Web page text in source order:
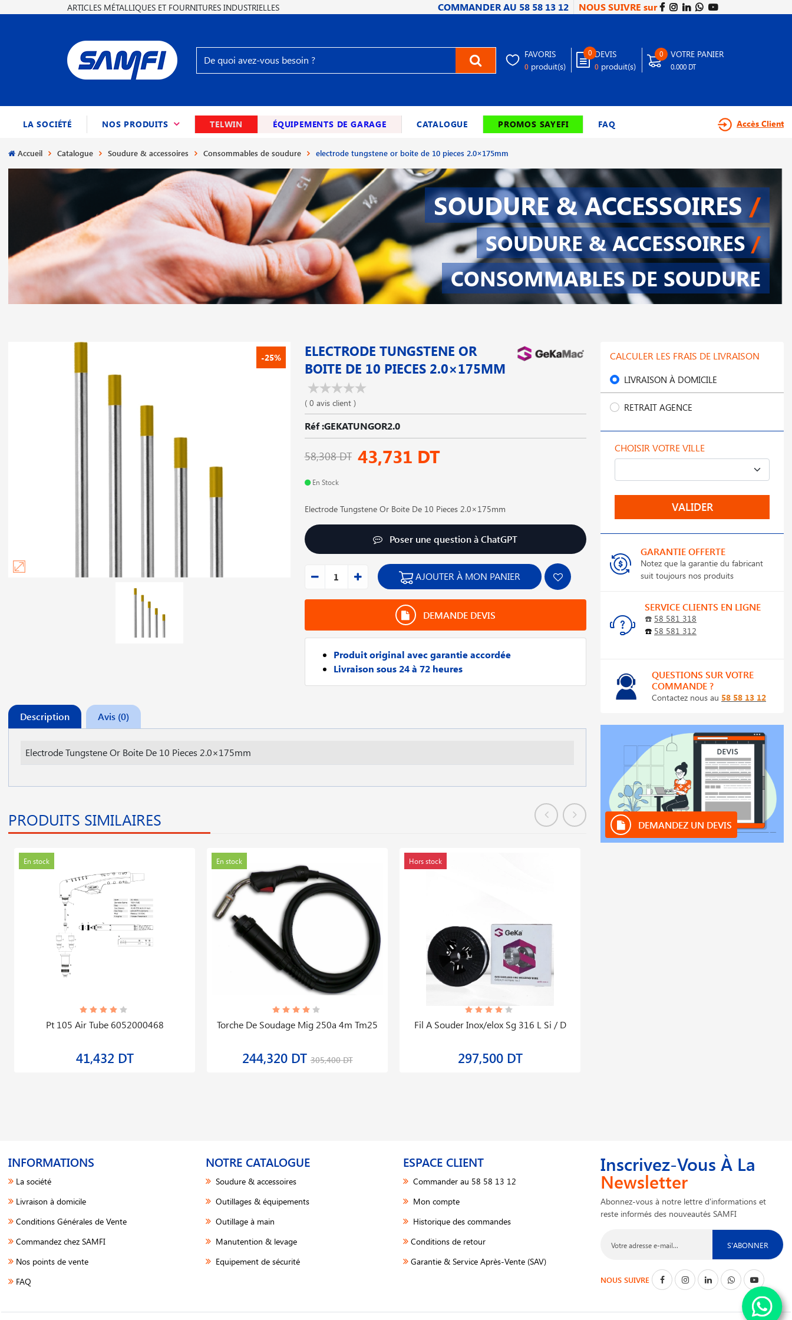
ARTICLES MÉTALLIQUES ET FOURNITURES INDUSTRIELLES COMMANDER AU 58 58 13 12 NOUS SUIVRE sur
FAVORIS
0 produit(s)
0 DEVIS
0 produit(s)
0 VOTRE PANIER
0.000 DT
LA SOCIÉTÉ NOS PRODUITS (CURRENT)TELWIN ÉQUIPEMENTS DE GARAGE CATALOGUE PROMOS SAYEFI FAQ Accès Client
Accueil Catalogue Soudure & accessoires Consommables de soudure electrode tungstene or boite de 10 pieces 2.0×175mm
SOUDURE & ACCESSOIRES /
SOUDURE & ACCESSOIRES/
CONSOMMABLES DE SOUDURE
-25%
ELECTRODE TUNGSTENE OR
BOITE DE 10 PIECES 2.0×175MM
( 0 avis client )
Réf :GEKATUNGOR2.0
58,308 DT 43,731 DT
En Stock
Electrode Tungstene Or Boite De 10 Pieces 2.0×175mm
Poser une question à ChatGPT
AJOUTER À MON PANIER
DEMANDE DEVIS
Produit original avec garantie accordée
Livraison sous 24 à 72 heures
Description Avis (0)
Electrode Tungstene Or Boite De 10 Pieces 2.0×175mm
PRODUITS SIMILAIRES
En stock
Pt 105 Air Tube 6052000468
41,432 DT
En stock
Torche De Soudage Mig 250a 4m Tm25
244,320 DT305,400 DT
Hors stock
Fil A Souder Inox/elox Sg 316 L Si / D
297,500 DT
CALCULER LES FRAIS DE LIVRAISON
LIVRAISON À DOMICILE
RETRAIT AGENCE
CHOISIR VOTRE VILLE
VALIDER
GARANTIE OFFERTE
Notez que la garantie du fabricant
suit toujours nos produits
SERVICE CLIENTS EN LIGNE
☎️ 58 581 318
☎️ 58 581 312
QUESTIONS SUR VOTRE
COMMANDE ?
Contactez nous au 58 58 13 12
DEMANDEZ UN DEVIS
INFORMATIONS
La société
Livraison à domicile
Conditions Générales de Vente
Commandez chez SAMFI
Nos points de vente
FAQ
NOTRE CATALOGUE
Soudure & accessoires
Outillages & équipements
Outillage à main
Manutention & levage
Equipement de sécurité
ESPACE CLIENT
Commander au 58 58 13 12
Mon compte
Historique des commandes
Conditions de retour
Garantie & Service Après-Vente (SAV)
Inscrivez-Vous À La
Newsletter
Abonnez-vous à notre lettre d'informations et
reste informés des nouveautés SAMFI
S'ABONNER
NOUS SUIVRE